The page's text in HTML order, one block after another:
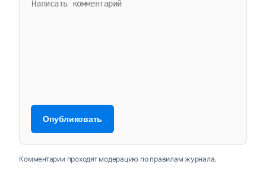
Комментарии проходят модерацию по правилам журнала.